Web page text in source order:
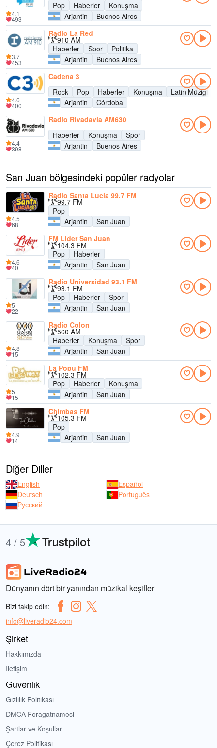
Pop
Haberler
Konuşma
Arjantin
Buenos Aires
4.1
493
Radio La Red
910 AM
Haberler
Spor
Politika
Arjantin
Buenos Aires
3.7
453
Cadena 3
Rock
Pop Haberler Konuşma Latin Müziği
Arjantin
Córdoba
4.6
400
Radio Rivadavia AM630
Haberler
Konuşma
Spor
Arjantin
Buenos Aires
4.4
398
San Juan bölgesindeki popüler radyolar
Radio Santa Lucia 99.7 FM
99.7 FM
Pop
Arjantin
San Juan
4.5
68
FM Lider San Juan
104.3 FM
Pop
Haberler
Arjantin
San Juan
4.6
40
Radio Universidad 93.1 FM
93.1 FM
Pop
Haberler
Spor
Arjantin
San Juan
5
22
Radio Colon
560 AM
Haberler
Konuşma
Spor
Arjantin
San Juan
4.8
15
La Popu FM
102.3 FM
Pop
Haberler
Konuşma
Arjantin
San Juan
5
15
Chimbas FM
105.3 FM
Pop
Arjantin
San Juan
4.9
14
Diğer Diller
English
Español
Deutsch
Português
Русский
4 / 5
Dünyanın dört bir yanından müzikal keşifler
Bizi takip edin:
info@liveradio24.com
Şirket
Hakkımızda
İletişim
Güvenlik
Gizlilik Politikası
DMCA Feragatnamesi
Şartlar ve Koşullar
Çerez Politikası